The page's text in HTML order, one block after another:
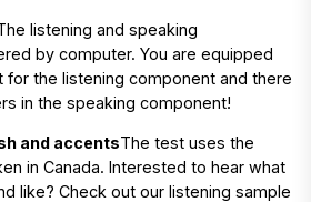
listening and speaking
by computer. You are equipped
for the listening component and there
in the speaking component!
and accentsThe test uses the
in Canada. Interested to hear what
like? Check out our listening sample